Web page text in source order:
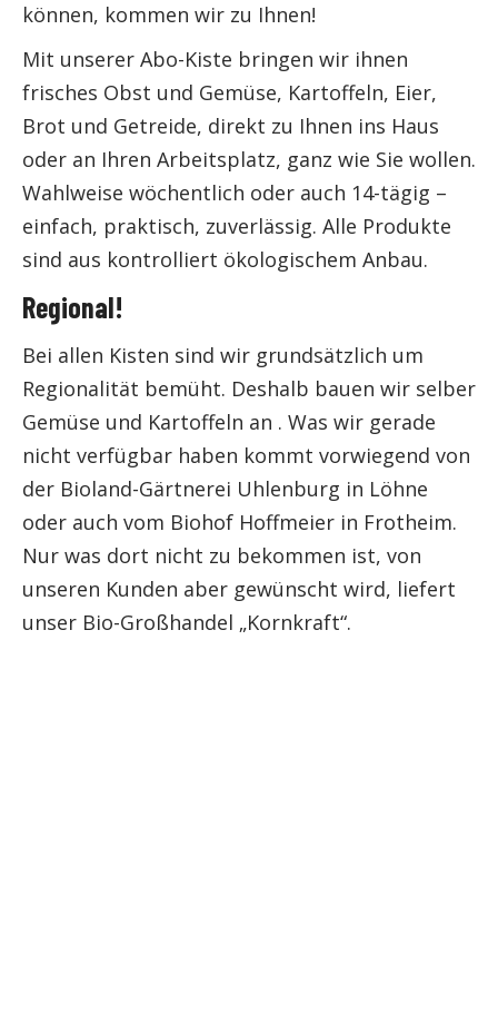
können, kommen wir zu Ihnen!
Mit unserer Abo-Kiste bringen wir ihnen
frisches Obst und Gemüse, Kartoffeln, Eier,
Brot und Getreide, direkt zu Ihnen ins Haus
oder an Ihren Arbeitsplatz, ganz wie Sie wollen.
Wahlweise wöchentlich oder auch 14-tägig –
einfach, praktisch, zuverlässig. Alle Produkte
sind aus kontrolliert ökologischem Anbau.
Regional!
Bei allen Kisten sind wir grundsätzlich um
Regionalität bemüht. Deshalb bauen wir selber
Gemüse und Kartoffeln an . Was wir gerade
nicht verfügbar haben kommt vorwiegend von
der Bioland-Gärtnerei Uhlenburg in Löhne
oder auch vom Biohof Hoffmeier in Frotheim.
Nur was dort nicht zu bekommen ist, von
unseren Kunden aber gewünscht wird, liefert
unser Bio-Großhandel „Kornkraft“.